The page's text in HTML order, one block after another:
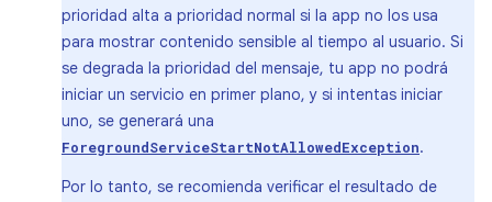
prioridad alta a prioridad normal si la app no los usa
para mostrar contenido sensible al tiempo al usuario. Si
se degrada la prioridad del mensaje, tu app no podrá
iniciar un servicio en primer plano, y si intentas iniciar
uno, se generará una
ForegroundServiceStartNotAllowedException.
Por lo tanto, se recomienda verificar el resultado de